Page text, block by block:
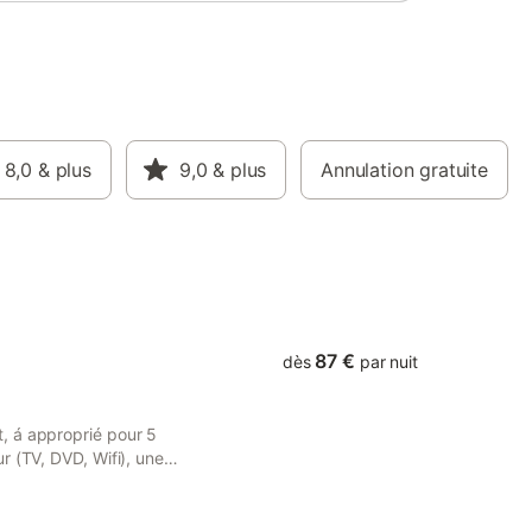
8,0 & plus 9,0 & plus Annulation gratuite
á approprié pour 5
(TV, DVD, Wifi), une
etc.., 1 chambre avec 3
dès 87 € par nuit